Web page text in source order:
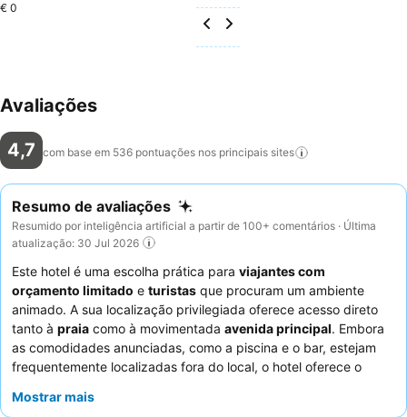
€ 0
Avaliações
4,7 com base em 536 pontuações nos principais sites
Resumo de avaliações
Resumido por inteligência artificial a partir de 100+ comentários · Última
atualização: 30 Jul 2026
Este hotel é uma escolha prática para viajantes com
orçamento limitado e turistas que procuram um ambiente
animado. A sua localização privilegiada oferece acesso direto
tanto à praia como à movimentada avenida principal. Embora
as comodidades anunciadas, como a piscina e o bar, estejam
frequentemente localizadas fora do local, o hotel oferece o
hóspedes elogiam consistentemente os
Mostrar mais